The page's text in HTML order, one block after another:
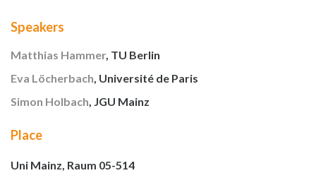
Speakers
Matthias Hammer, TU Berlin
Eva Löcherbach, Université de Paris
Simon Holbach, JGU Mainz
Place
Uni Mainz, Raum 05-514